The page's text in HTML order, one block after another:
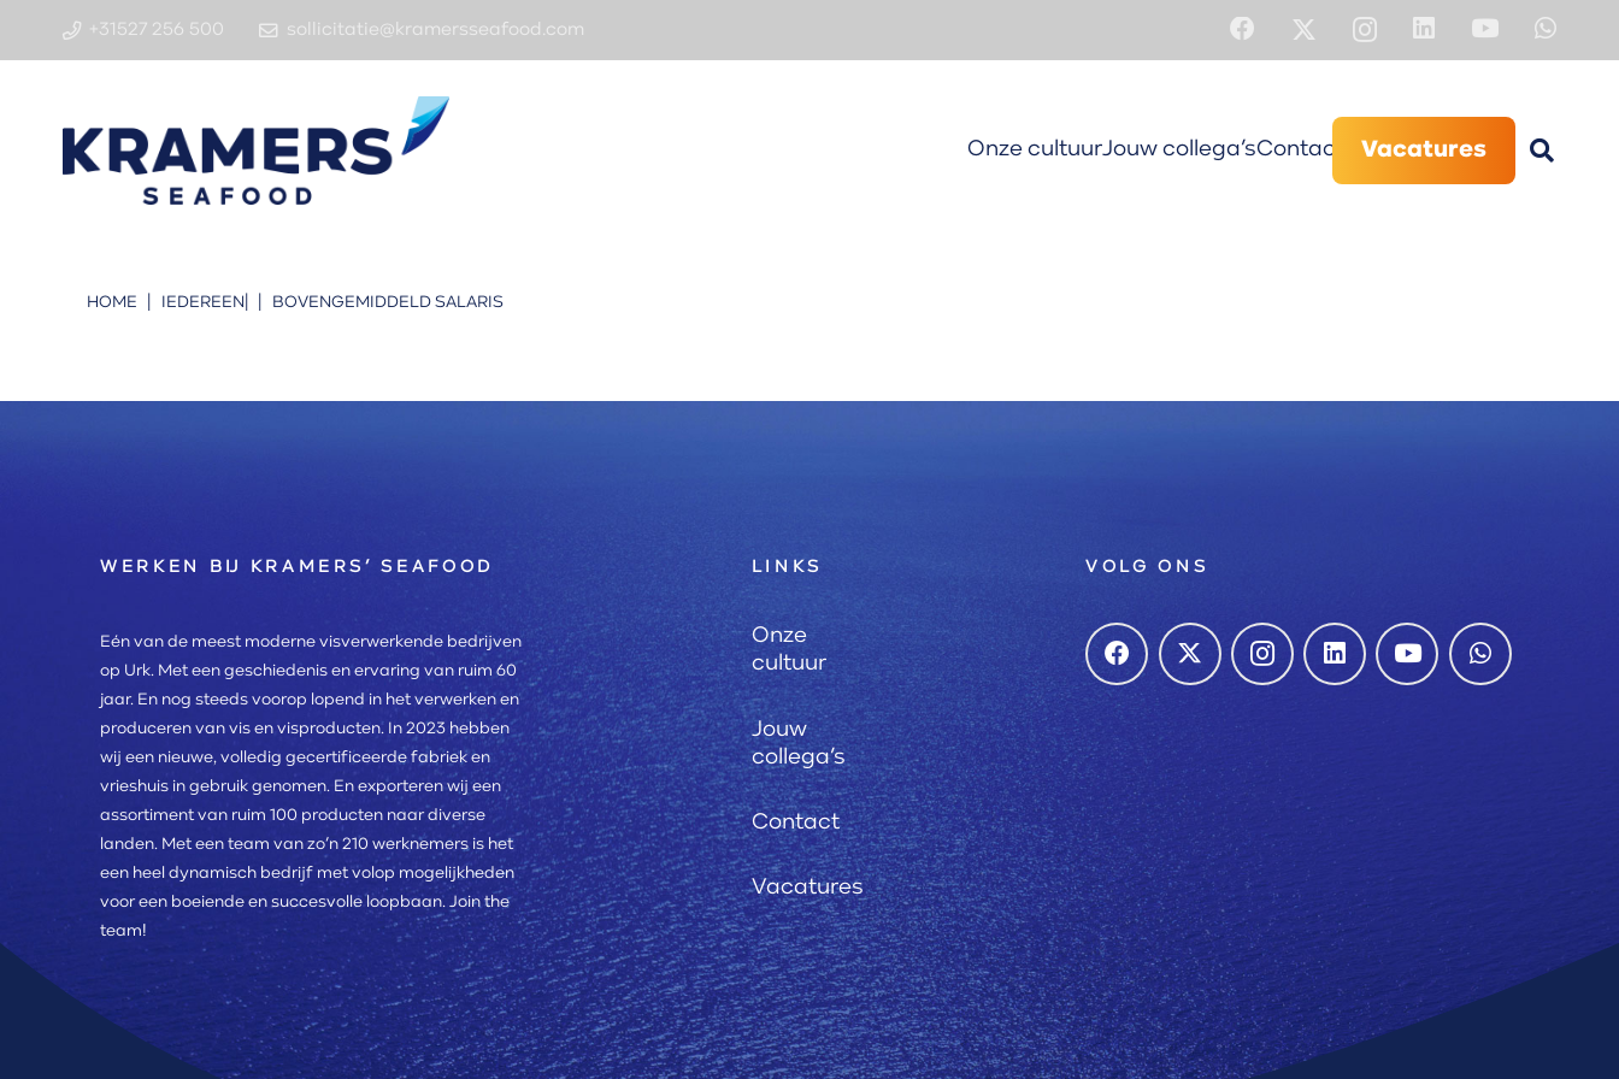
+31527 256 500 sollicitatie@kramersseafood.com
Onze cultuurJouw collega’sContact Vacatures
HOME IEDEREEN BOVENGEMIDDELD SALARIS
WERKEN BIJ KRAMERS’ SEAFOOD
Eén van de meest moderne visverwerkende bedrijven
op Urk. Met een geschiedenis en ervaring van ruim 60
jaar. En nog steeds voorop lopend in het verwerken en
produceren van vis en visproducten. In 2023 hebben
wij een nieuwe, volledig gecertificeerde fabriek en
vrieshuis in gebruik genomen. En exporteren wij een
assortiment van ruim 100 producten naar diverse
landen. Met een team van zo’n 210 werknemers is het
een heel dynamisch bedrijf met volop mogelijkheden
voor een boeiende en succesvolle loopbaan. Join the
team!
LINKS
Onze
cultuur
Jouw
collega’s
Contact
Vacatures
VOLG ONS